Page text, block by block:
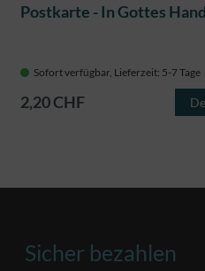
Postkarte - In Gottes Hand
Sofort verfügbar, Lieferzeit: 5-7 Tage
2,20 CHF
Sicher bezahlen